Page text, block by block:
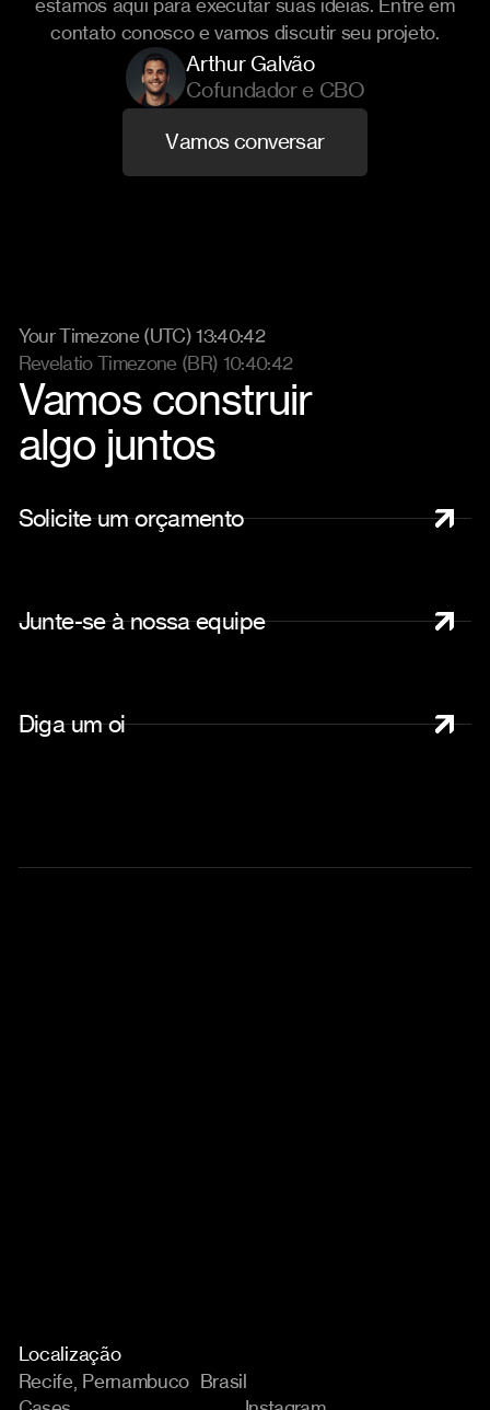
estamos aqui para executar suas ideias. Entre em
contato conosco e vamos discutir seu projeto.
Arthur Galvão
Cofundador e CBO
Vamos conversar
Your Timezone (UTC) 13:40:48
Revelatio Timezone (BR) 10:40:48
Vamos construir
algo juntos
Solicite um orçamento
Junte-se à nossa equipe
Diga um oi
Localização
Recife, Pernambuco Brasil